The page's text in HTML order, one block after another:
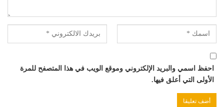
احفظ اسمي والبريد الإلكتروني وموقع الويب في هذا المتصفح للمرة
الأولى التي أعلق فيها.